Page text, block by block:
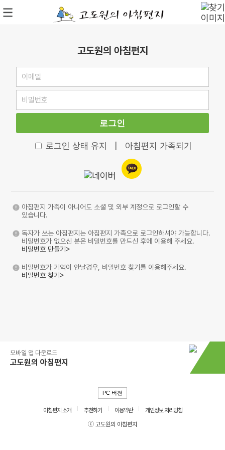
고도원의 아침편지
로그인
로그인 상태 유지 아침편지 가족되기
아침편지 가족이 아니어도 소셜 및 외부 계정으로 로그인할 수
있습니다.
독자가 쓰는 아침편지는 아침편지 가족으로 로그인하셔야 가능합니다.
비밀번호가 없으신 분은 비밀번호를 만드신 후에 이용해 주세요.
비밀번호 만들기>
비밀번호가 기억이 안날경우, 비밀번호 찾기를 이용해주세요.
비밀번호 찾기>
모바일 앱 다운로드
고도원의 아침편지
PC 버전
아침편지 소개 추천하기 이용약관
개인정보 처리방침
ⓒ 고도원의 아침편지